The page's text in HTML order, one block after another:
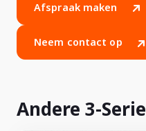
Afspraak maken
Neem contact op
Andere 3-Serie